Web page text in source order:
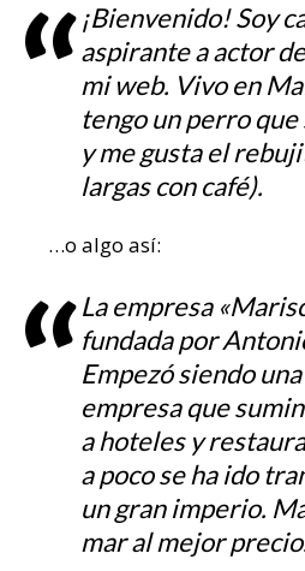
¡Bienvenido! Soy
aspirante a actor
mi web. Vivo en
tengo un perro
y me gusta el
largas con café).
…o algo así:
La empresa
fundada por
Empezó siendo
empresa que
a hoteles y
a poco se ha ido
un gran imperio.
mar al mejor